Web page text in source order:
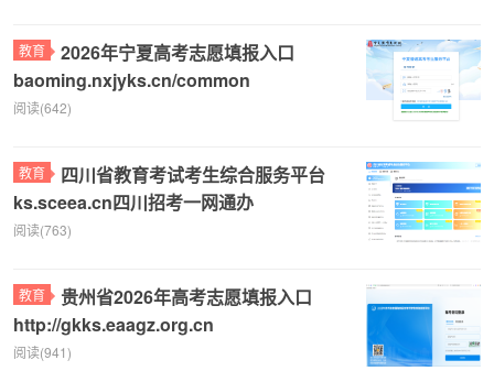
教育
2026年宁夏高考志愿填报入口
baoming.nxjyks.cn/common
阅读(642)
教育
四川省教育考试考生综合服务平台
ks.sceea.cn四川招考一网通办
阅读(763)
教育
贵州省2026年高考志愿填报入口
http://gkks.eaagz.org.cn
阅读(941)